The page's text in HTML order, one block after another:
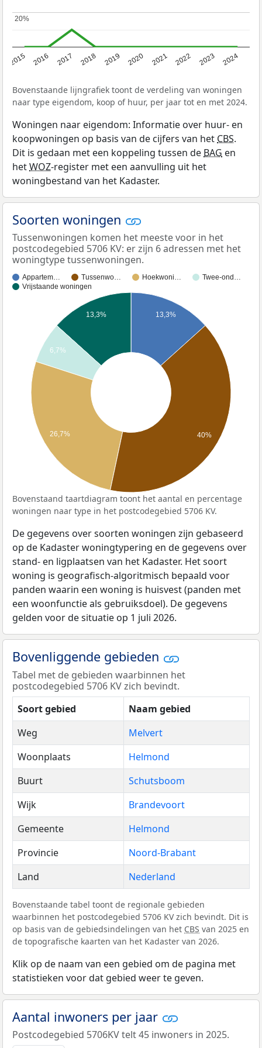
2015 2016 2017 2018 2019 2020 2021 2022 2023 2024
20%
20%
Bovenstaande lijngrafiek toont de verdeling van woningen
naar type eigendom, koop of huur, per jaar tot en met 2024.
Woningen naar eigendom: Informatie over huur- en
koopwoningen op basis van de cijfers van het CBS.
Dit is gedaan met een koppeling tussen de BAG en
hetWOZ-register met een aanvulling uit het
woningbestand van het Kadaster.
Soorten woningen
Tussenwoningen komen het meeste voor in het
postcodegebied 5706 KV: er zijn 6 adressen met het
woningtype tussenwoningen.
Appartem… Tussenwo… Hoekwoni…
Twee-ond…
Vrijstaande woningen
13,3%
13,3%
6,7%
26,7% 40%
Bovenstaand taartdiagram toont het aantal en percentage
woningen naar type in het postcodegebied 5706 KV.
De gegevens over soorten woningen zijn gebaseerd
op de Kadaster woningtypering en de gegevens over
stand- en ligplaatsen van het Kadaster. Het soort
woning is geografisch-algoritmisch bepaald voor
panden waarin een woning is huisvest (panden met
een woonfunctie als gebruiksdoel). De gegevens
gelden voor de situatie op 1 juli 2026.
Bovenliggende gebieden
Tabel met de gebieden waarbinnen het
postcodegebied 5706 KV zich bevindt.
Soort gebied
Naam gebied
Weg
Melvert
Woonplaats
Helmond
Buurt
Schutsboom
Wijk
Brandevoort
Gemeente
Helmond
Provincie
Noord-Brabant
Land
Nederland
Bovenstaande tabel toont de regionale gebieden
waarbinnen het postcodegebied 5706 KV zich bevindt. Dit is
op basis van de gebiedsindelingen van het CBS van 2025 en
de topografische kaarten van het Kadaster van 2026.
Klik op de naam van een gebied om de pagina met
statistieken voor dat gebied weer te geven.
Aantal inwoners per jaar
Postcodegebied 5706KV telt 45 inwoners in 2025.